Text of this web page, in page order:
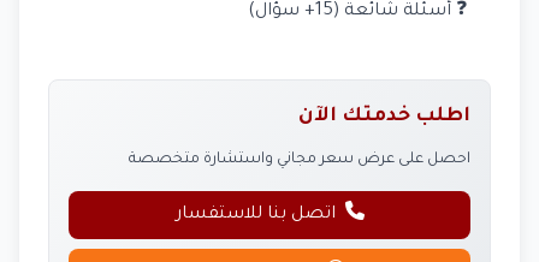
❓ أسئلة شائعة (15+ سؤال)
اطلب خدمتك الآن
احصل على عرض سعر مجاني واستشارة متخصصة
اتصل بنا للاستفسار